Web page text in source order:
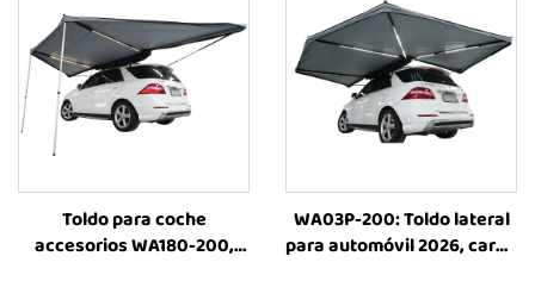
vehículos 4x4, tienda
sobre el techo del
automóvil
Toldo para coche
accesorios WA180-200,
WA03P-200: Toldo lateral
para automóvil 2026, carpa